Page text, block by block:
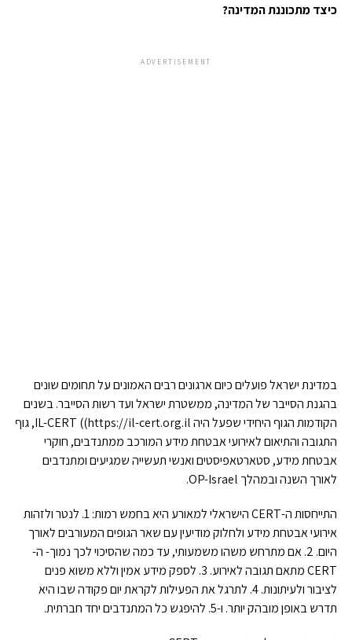
כיצד מתכוננת המדינה?
ADVERTISEMENT
במדינת ישראל פועלים כיום ארגונים רבים האמונים על תחומים שונים
בהגנת הסייבר של המדינה, ממשטרת ישראל ועד רשות הסייבר. בשנים
הקודמות הגוף היחידי שפעל היה IL-CERT ((https://il-cert.org.il, גוף
התגובה והתיאום לאירועי אבטחת מידע המורכב ממתנדבים, חוקרי
אבטחת מידע, סטארטאפיסטים ואנשי תעשייה שמגיעים ומתנדבים
לאורך השנה ובמהלך OP-Israel.
התייחסות ה-CERT הישראלי למאורע היא בחמש רמות: 1. לנטר ולזהות
אירועי אבטחת מידע ולחלוק מודיעין עם שאר הגופים המעורבים לאורך
היום. 2. אם מתרחש משהו משמעותי, עד כמה שהסיכוי לכך נמוך- ה-
CERT מתאם תגובה לאירוע. 3. לספק מידע אמין וללא משוא פנים
לציבור ולעיתונות. 4. לתרגל את הפעילות לקראת יום פקודה שבו היא
תדרש באופן מובהק יותר. ו-5. להיפגש כל המתנדבים יחד חברתית.